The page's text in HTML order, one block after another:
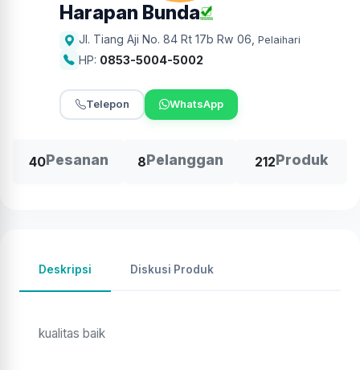
Harapan Bunda
Jl. Tiang Aji No. 84 Rt 17b Rw 06 Pelaihari
HP: 0853-5004-5002
Telepon WhatsApp
40Pesanan 8Pelanggan 212Produk
Deskripsi Diskusi Produk
kualitas baik